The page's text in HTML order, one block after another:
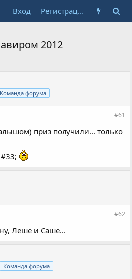
Вход Регистрация
2012
Команда форума
#61
приз получили... только
#62
Леше и Саше...
Команда форума